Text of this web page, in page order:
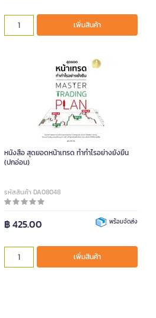
เพิ่มสินค้า
หนังสือ สุดยอดหน้าเทรด ทำกำไรอย่างยังยืน
(ปกอ่อน)
รหัสสินค้า DA08048
฿ 425.00 พร้อมจัดส่ง
เพิ่มสินค้า